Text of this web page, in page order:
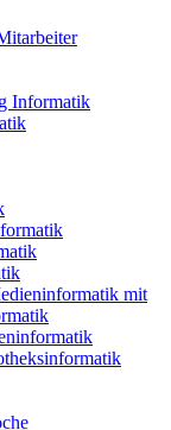
Informatik
mit